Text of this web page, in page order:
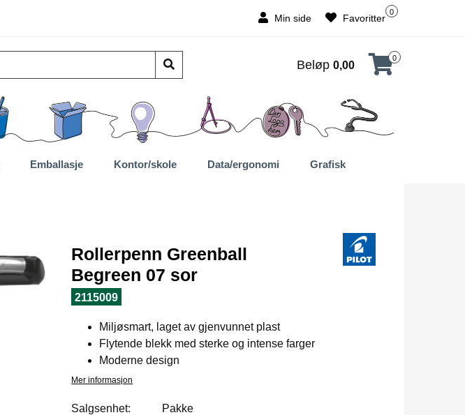
Min side
0
Favoritter
Beløp 0,00
0
Emballasje Kontor/skole Data/ergonomi Grafisk
Rollerpenn Greenball
Begreen 07 sor
2115009
Miljøsmart, laget av gjenvunnet plast
Flytende blekk med sterke og intense farger
Moderne design
Mer informasjon
Salgsenhet:
Pakke